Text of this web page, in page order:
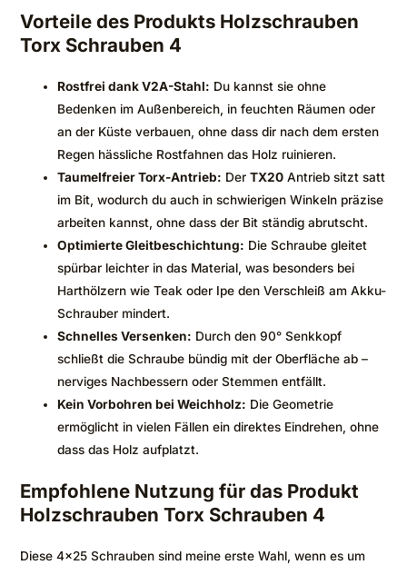
Vorteile des Produkts Holzschrauben
Torx Schrauben 4
Rostfrei dank V2A-Stahl: Du kannst sie ohne
Bedenken im Außenbereich, in feuchten Räumen oder
an der Küste verbauen, ohne dass dir nach dem ersten
Regen hässliche Rostfahnen das Holz ruinieren.
Taumelfreier Torx-Antrieb: DerTX20 Antrieb sitzt satt
im Bit, wodurch du auch in schwierigen Winkeln präzise
arbeiten kannst, ohne dass der Bit ständig abrutscht.
Optimierte Gleitbeschichtung: Die Schraube gleitet
spürbar leichter in das Material, was besonders bei
Harthölzern wie Teak oder Ipe den Verschleiß am Akku-
Schrauber mindert.
Schnelles Versenken: Durch den 90° Senkkopf
schließt die Schraube bündig mit der Oberfläche ab –
nerviges Nachbessern oder Stemmen entfällt.
Kein Vorbohren bei Weichholz: Die Geometrie
ermöglicht in vielen Fällen ein direktes Eindrehen, ohne
dass das Holz aufplatzt.
Empfohlene Nutzung für das Produkt
Holzschrauben Torx Schrauben 4
Diese 4×25 Schrauben sind meine erste Wahl, wenn es um